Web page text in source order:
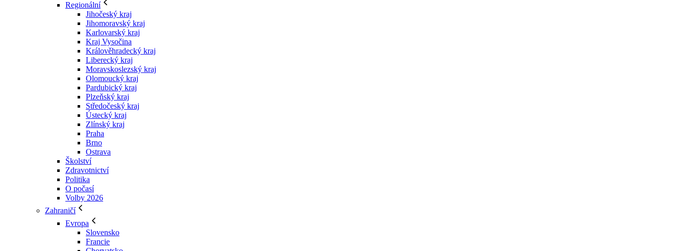
Regionální
Jihočeský kraj
Jihomoravský kraj
Karlovarský kraj
Kraj Vysočina
Králověhradecký kraj
Liberecký kraj
Moravskoslezský kraj
Olomoucký kraj
Pardubický kraj
Plzeňský kraj
Středočeský kraj
Ústecký kraj
Zlínský kraj
Praha
Brno
Ostrava
Školství
Zdravotnictví
Politika
O počasí
Volby 2026
Zahraničí
Evropa
Slovensko
Francie